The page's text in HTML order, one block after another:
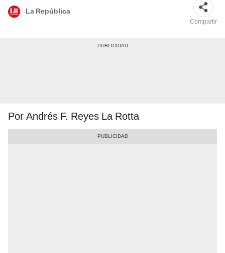
La República
Compartir
Por Andrés F. Reyes La Rotta